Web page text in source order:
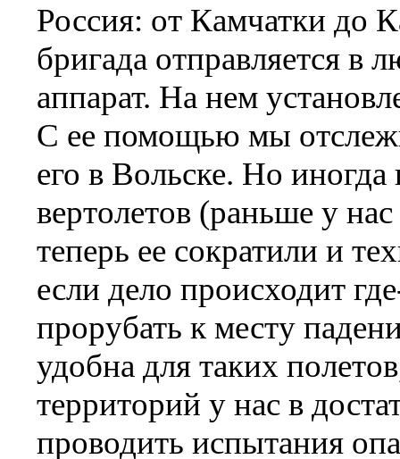
Россия: от Камчатки до
бригада отправляется в
аппарат. На нем
С ее помощью мы
его в Вольске. Но иногда
вертолетов (раньше у
теперь ее сократили и
если дело происходит
прорубать к месту
удобна для таких
территорий у нас в
проводить испытания